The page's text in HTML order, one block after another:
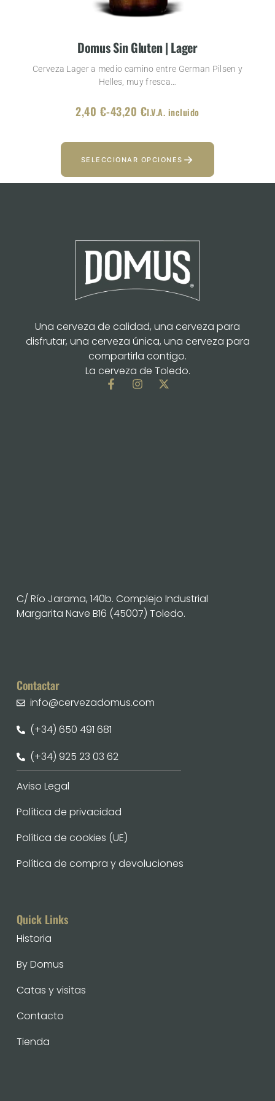
Domus Sin Gluten | Lager
Cerveza Lager a medio camino entre German Pilsen y
Helles, muy fresca…
2,40 €-43,20 €I.V.A. incluido
SELECCIONAR OPCIONES →
Una cerveza de calidad, una cerveza para
disfrutar, una cerveza única, una cerveza para
compartirla contigo.
La cerveza de Toledo.
Quick Links
Historia
By Domus
Catas y visitas
Contacto
Tienda
Contactar
info@cervezadomus.com
(+34) 650 491 681
(+34) 925 23 03 62
Aviso Legal
Política de privacidad
Política de cookies (UE)
Política de compra y devoluciones
C/ Río Jarama, 140b. Complejo Industrial
Margarita Nave B16 (45007) Toledo.